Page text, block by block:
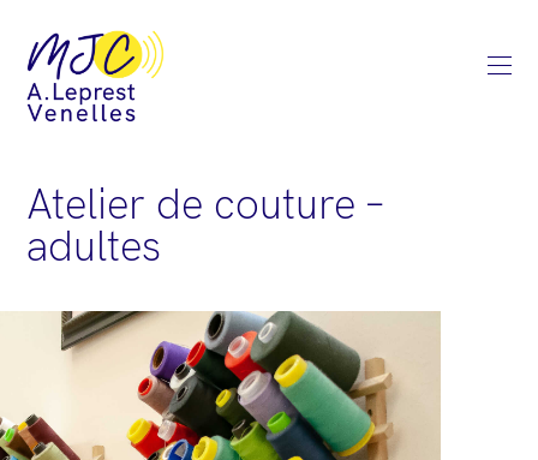
Atelier de couture –
adultes